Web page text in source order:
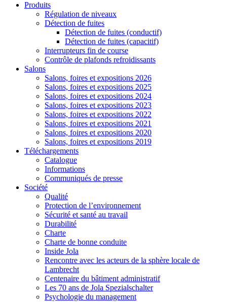
Produits
Régulation de niveaux
Détection de fuites
Détection de fuites (conductif)
Détection de fuites (capacitif)
Interrupteurs fin de course
Contrôle de plafonds refroidissants
Salons
Salons, foires et expositions 2026
Salons, foires et expositions 2025
Salons, foires et expositions 2024
Salons, foires et expositions 2023
Salons, foires et expositions 2022
Salons, foires et expositions 2021
Salons, foires et expositions 2020
Salons, foires et expositions 2019
Téléchargements
Catalogue
Informations
Communiqués de presse
Société
Qualité
Protection de l’environnement
Sécurité et santé au travail
Durabilité
Charte
Charte de bonne conduite
Inside Jola
Rencontre avec les acteurs de la sphère locale de
Lambrecht
Centenaire du bâtiment administratif
Les 70 ans de Jola Spezialschalter
Psychologie du management